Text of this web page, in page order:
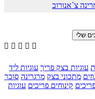
צ`אנורוב
    
עוגיות בצק פריך עוגיות ליד
מתכוני בצק מרגרינה סוכר
קינוחים פריכים עוגיות